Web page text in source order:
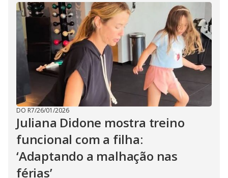
DO R7/26/01/2026
Juliana Didone mostra treino
funcional com a filha:
‘Adaptando a malhação nas
férias’